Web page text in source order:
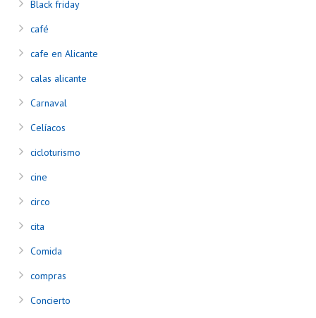
Black friday
café
cafe en Alicante
calas alicante
Carnaval
Celíacos
cicloturismo
cine
circo
cita
Comida
compras
Concierto